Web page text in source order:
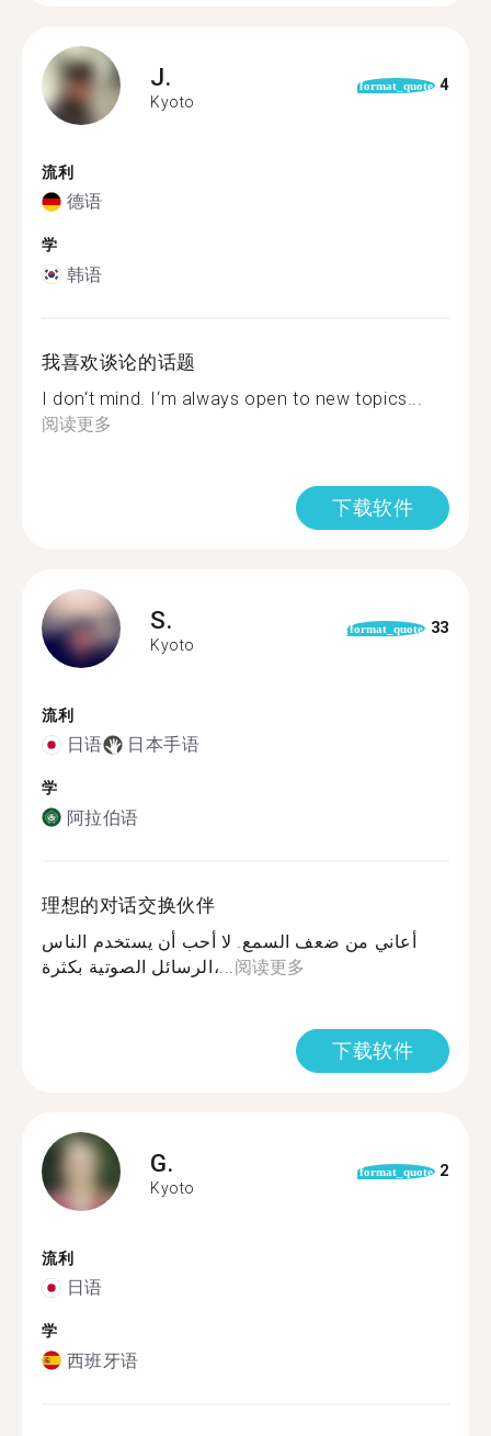
J.
Kyoto
format_quote 4
流利
德语
学
韩语
我喜欢谈论的话题
I don‘t mind. I‘m always open to new topics...
阅读更多
下载软件
S.
Kyoto
format_quote 33
流利
日语 日本手语
学
阿拉伯语
理想的对话交换伙伴
أعاني من ضعف السمع. لا أحب أن يستخدم الناس
الرسائل الصوتية بكثرة،... 阅读更多
下载软件
G.
Kyoto
format_quote 2
流利
日语
学
西班牙语